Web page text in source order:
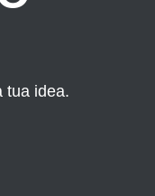
tua idea.